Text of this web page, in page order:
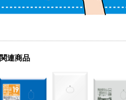
関連商品